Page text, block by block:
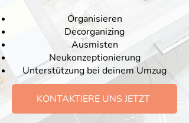
Organisieren
Decorganizing
Ausmisten
Neukonzeptionierung
Unterstützung bei deinem Umzug
KONTAKTIERE UNS JETZT